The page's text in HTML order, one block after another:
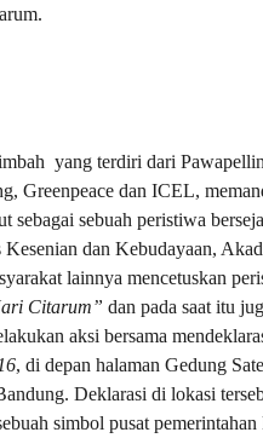
yang terdiri dari
Greenpeace dan ICEL,
sebagai sebuah peristiwa
dan Kebudayaan,
lainnya mencetuskan
Citarum” dan pada saat itu
aksi bersama
, di depan halaman Gedung
Deklarasi di lokasi
simbol pusat